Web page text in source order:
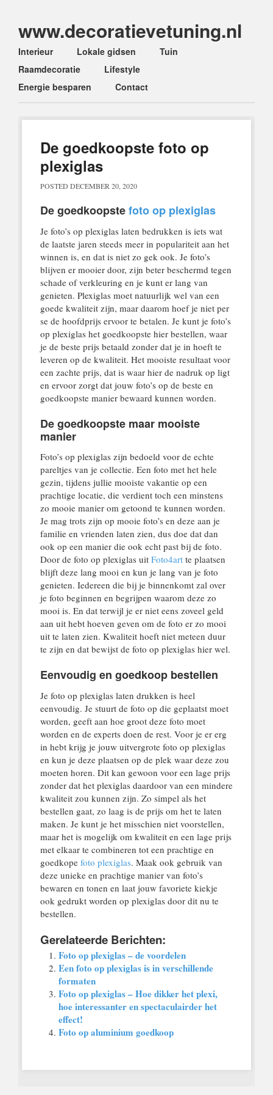
www.decoratievetuning.nl
Main menu
Skip
to
content
Interieur Lokale gidsen
Tuin
Raamdecoratie
Lifestyle
Energie besparen
Contact
De goedkoopste foto op
plexiglas
POSTED DECEMBER 20, 2020
De goedkoopstefoto op plexiglas
Je foto’s op plexiglas laten bedrukken is iets wat
de laatste jaren steeds meer in populariteit aan het
winnen is, en dat is niet zo gek ook. Je foto’s
blijven er mooier door, zijn beter beschermd tegen
schade of verkleuring en je kunt er lang van
genieten. Plexiglas moet natuurlijk wel van een
goede kwaliteit zijn, maar daarom hoef je niet per
se de hoofdprijs ervoor te betalen. Je kunt je foto’s
op plexiglas het goedkoopste hier bestellen, waar
je de beste prijs betaald zonder dat je in hoeft te
leveren op de kwaliteit. Het mooiste resultaat voor
een zachte prijs, dat is waar hier de nadruk op ligt
en ervoor zorgt dat jouw foto’s op de beste en
goedkoopste manier bewaard kunnen worden.
De goedkoopste maar mooiste
manier
Foto’s op plexiglas zijn bedoeld voor de echte
pareltjes van je collectie. Een foto met het hele
gezin, tijdens jullie mooiste vakantie op een
prachtige locatie, die verdient toch een minstens
zo mooie manier om getoond te kunnen worden.
Je mag trots zijn op mooie foto’s en deze aan je
familie en vrienden laten zien, dus doe dat dan
ook op een manier die ook echt past bij de foto.
Door de foto op plexiglas uit Foto4artte plaatsen
blijft deze lang mooi en kun je lang van je foto
genieten. Iedereen die bij je binnenkomt zal over
je foto beginnen en begrijpen waarom deze zo
mooi is. En dat terwijl je er niet eens zoveel geld
aan uit hebt hoeven geven om de foto er zo mooi
uit te laten zien. Kwaliteit hoeft niet meteen duur
te zijn en dat bewijst de foto op plexiglas hier wel.
Eenvoudig en goedkoop bestellen
Je foto op plexiglas laten drukken is heel
eenvoudig. Je stuurt de foto op die geplaatst moet
worden, geeft aan hoe groot deze foto moet
worden en de experts doen de rest. Voor je er erg
in hebt krijg je jouw uitvergrote foto op plexiglas
en kun je deze plaatsen op de plek waar deze zou
moeten horen. Dit kan gewoon voor een lage prijs
zonder dat het plexiglas daardoor van een mindere
kwaliteit zou kunnen zijn. Zo simpel als het
bestellen gaat, zo laag is de prijs om het te laten
maken. Je kunt je het misschien niet voorstellen,
maar het is mogelijk om kwaliteit en een lage prijs
met elkaar te combineren tot een prachtige en
goedkope foto plexiglas. Maak ook gebruik van
deze unieke en prachtige manier van foto’s
bewaren en tonen en laat jouw favoriete kiekje
ook gedrukt worden op plexiglas door dit nu te
bestellen.
Gerelateerde Berichten:
Foto op plexiglas – de voordelen
Een foto op plexiglas is in verschillende
formaten
Foto op plexiglas – Hoe dikker het plexi,
hoe interessanter en spectaculairder het
effect!
Foto op aluminium goedkoop